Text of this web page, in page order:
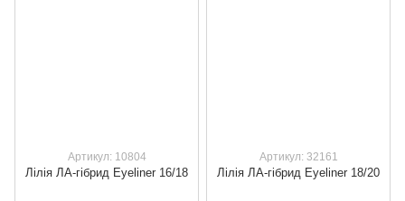
Артикул: 10804
Лілія ЛА-гібрид Eyeliner 16/18
Артикул: 32161
Лілія ЛА-гібрид Eyeliner 18/20